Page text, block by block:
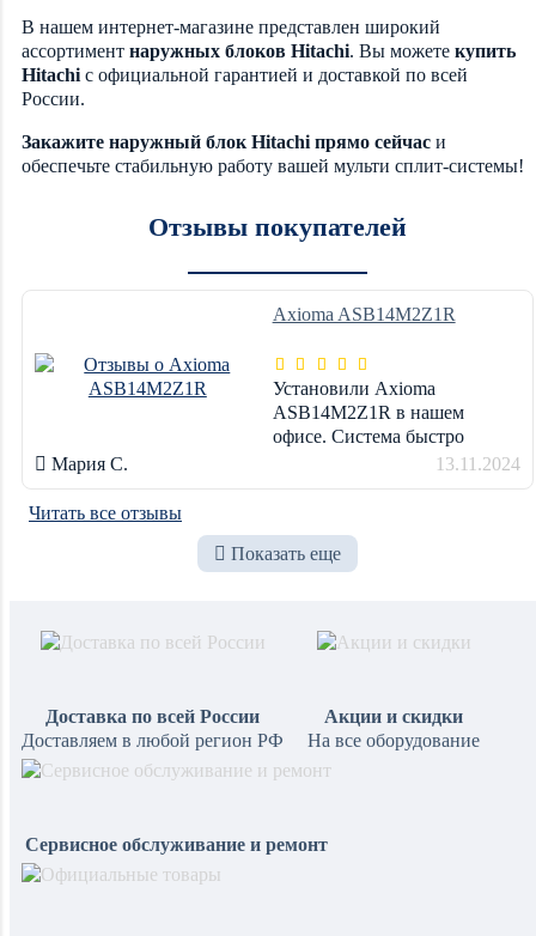
В нашем интернет-магазине представлен широкий
ассортимент наружных блоков Hitachi. Вы можете купить
Hitachi с официальной гарантией и доставкой по всей
России.
Закажите наружный блок Hitachi прямо сейчас и
обеспечьте стабильную работу вашей мульти сплит-системы!
Отзывы покупателей
Axioma ASB14M2Z1R
Установили Axioma
ASB14M2Z1R в нашем
офисе. Система быстро
охлаждает помещения, и
каждый сотрудник может
температуру в своем
кабинете. Дизайн внутренних
Мария С. 13.11.2024
Читать все отзывы
Показать еще
Доставка по всей России
Доставляем в любой регион РФ
Акции и скидки
На все оборудование
Сервисное обслуживание и ремонт